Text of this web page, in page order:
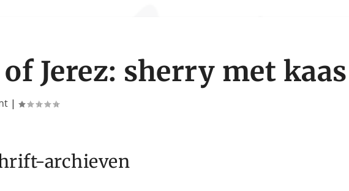
Jerez: sherry met kaas
|
archieven